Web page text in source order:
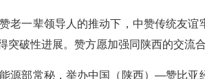
老一辈领导人的推动下，中赞传统友
破性进展。赞方愿加强同陕西的交流
源部常秘，举办中国（陕西）—赞比亚